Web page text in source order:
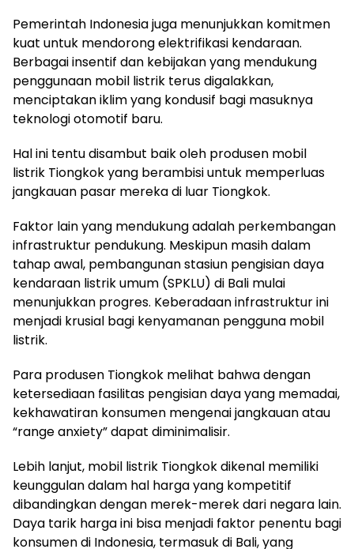
Pemerintah Indonesia juga menunjukkan komitmen
kuat untuk mendorong elektrifikasi kendaraan.
Berbagai insentif dan kebijakan yang mendukung
penggunaan mobil listrik terus digalakkan,
menciptakan iklim yang kondusif bagi masuknya
teknologi otomotif baru.
Hal ini tentu disambut baik oleh produsen mobil
listrik Tiongkok yang berambisi untuk memperluas
jangkauan pasar mereka di luar Tiongkok.
Faktor lain yang mendukung adalah perkembangan
infrastruktur pendukung. Meskipun masih dalam
tahap awal, pembangunan stasiun pengisian daya
kendaraan listrik umum (SPKLU) di Bali mulai
menunjukkan progres. Keberadaan infrastruktur ini
menjadi krusial bagi kenyamanan pengguna mobil
listrik.
Para produsen Tiongkok melihat bahwa dengan
ketersediaan fasilitas pengisian daya yang memadai,
kekhawatiran konsumen mengenai jangkauan atau
“range anxiety” dapat diminimalisir.
Lebih lanjut, mobil listrik Tiongkok dikenal memiliki
keunggulan dalam hal harga yang kompetitif
dibandingkan dengan merek-merek dari negara lain.
Daya tarik harga ini bisa menjadi faktor penentu bagi
konsumen di Indonesia, termasuk di Bali, yang